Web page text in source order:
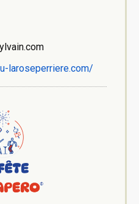
laroseperriere.com/